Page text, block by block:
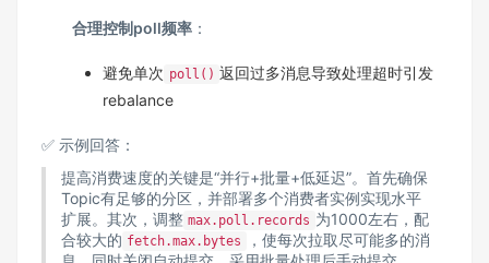
合理控制poll频率 ：
避免单次 poll() 返回过多消息导致处理超时引发
rebalance
✅ 示例回答：
提高消费速度的关键是“并行+批量+低延迟”。首先确保
Topic有足够的分区，并部署多个消费者实例实现水平
扩展。其次，调整 max.poll.records 为1000左右，配
合较大的 fetch.max.bytes
，使每次拉取尽可能多的消